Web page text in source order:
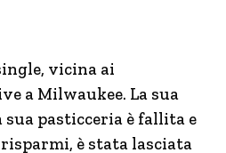
vicina ai
a Milwaukee. La sua
pasticceria è fallita e
è stata lasciata